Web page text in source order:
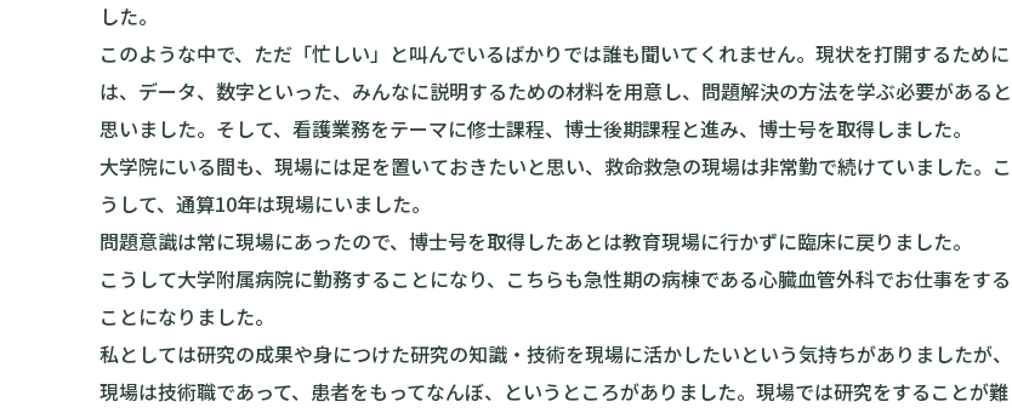
した。
このような中で、ただ「忙しい」と叫んでいるばかりでは誰も聞いてくれません。現状を打開するために
は、データ、数字といった、みんなに説明するための材料を用意し、問題解決の方法を学ぶ必要があると
思いました。そして、看護業務をテーマに修士課程、博士後期課程と進み、博士号を取得しました。
大学院にいる間も、現場には足を置いておきたいと思い、救命救急の現場は非常勤で続けていました。こ
うして、通算10年は現場にいました。
問題意識は常に現場にあったので、博士号を取得したあとは教育現場に行かずに臨床に戻りました。
こうして大学附属病院に勤務することになり、こちらも急性期の病棟である心臓血管外科でお仕事をする
ことになりました。
私としては研究の成果や身につけた研究の知識・技術を現場に活かしたいという気持ちがありましたが、
現場は技術職であって、患者をもってなんぼ、というところがありました。現場では研究をすることが難